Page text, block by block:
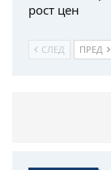
рост цен
СЛЕД ПРЕД